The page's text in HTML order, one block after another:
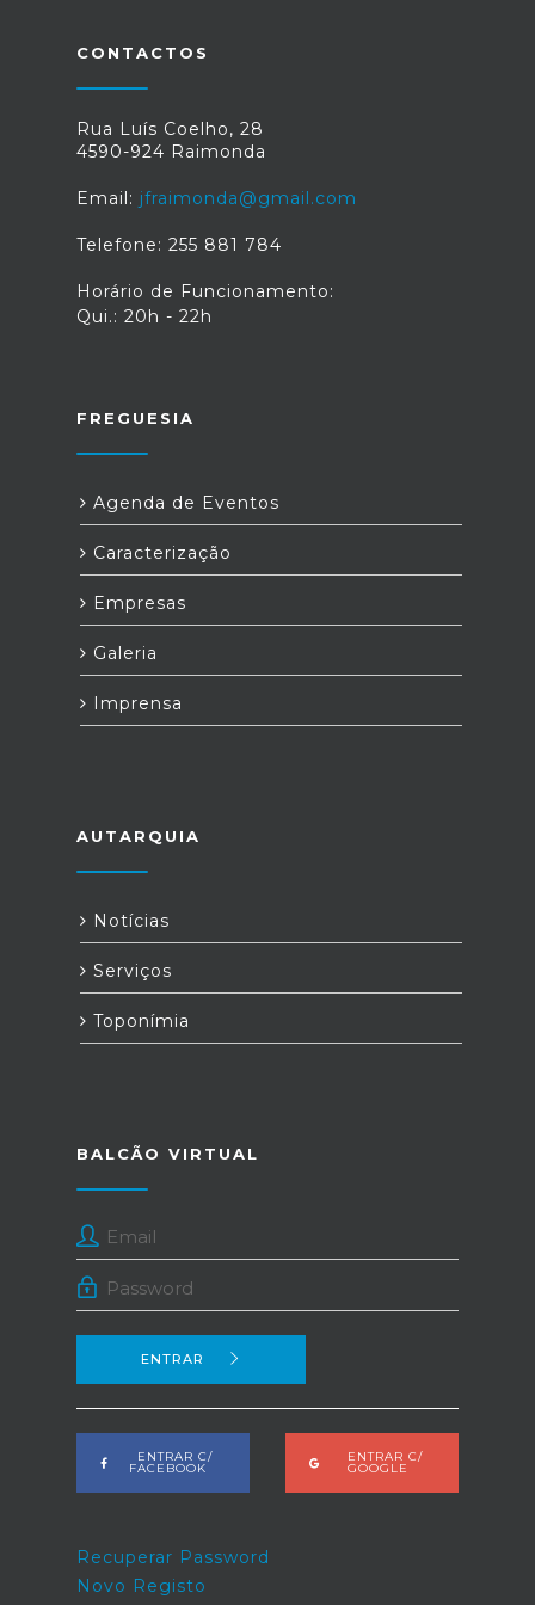
dotação prevista esgotar. Fonte: "
dos edifícios de serviços", disponível
em:
noticias/lancamento-do-apoio-a-
desempenho-energetico-dos-edificios-
CONTACTOS
Rua Luís Coelho, 28
4590-924 Raimonda
Email: jfraimonda@gmail.com
Telefone: 255 881 784
Horário de Funcionamento:
Qui.: 20h - 22h
FREGUESIA
Agenda de Eventos
Caracterização
Empresas
Galeria
Imprensa
AUTARQUIA
Notícias
Serviços
Toponímia
BALCÃO VIRTUAL
ENTRAR
ENTRAR C/
FACEBOOK
ENTRAR C/
GOOGLE
Recuperar Password
Novo Registo